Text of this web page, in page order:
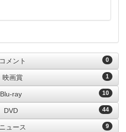
0
コメント
1
映画賞
10
Blu-ray
44
DVD
9
ニュース